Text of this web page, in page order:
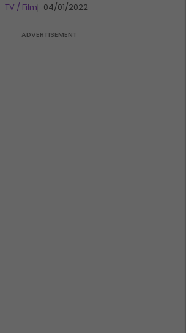
TV / Film 04/01/2022